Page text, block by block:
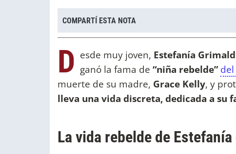
COMPARTÍ ESTA NOTA
D esde muy joven, Estefanía
ganó la fama de “niña rebelde”
muerte de su madre, Grace Kelly, y
lleva una vida discreta, dedicada a su
La vida rebelde de